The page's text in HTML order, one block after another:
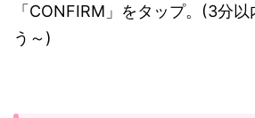
「CONFIRM」をタップ。(3分
う～)